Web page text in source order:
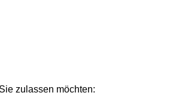
zulassen möchten: